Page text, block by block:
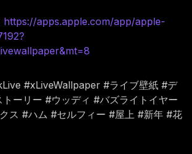
https://apps.apple.com/app/apple-
#xLiveWallpaper #ライブ壁紙 #デ
トーリー #ウッディ #バズライトイヤー
ス #ハム #セルフィー #屋上 #新年 #花